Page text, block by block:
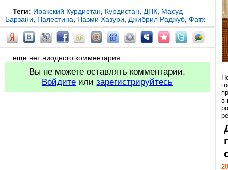
Теги: Иракский Курдистан Курдистан ДПК Масуд
Барзани
Палестина Назми Хазури Джибрил Раджуб Фатх
еще нет ниодного комментария...
Вы не можете оставлять комментарии.
Войдите илизарегистрируйтесь
в